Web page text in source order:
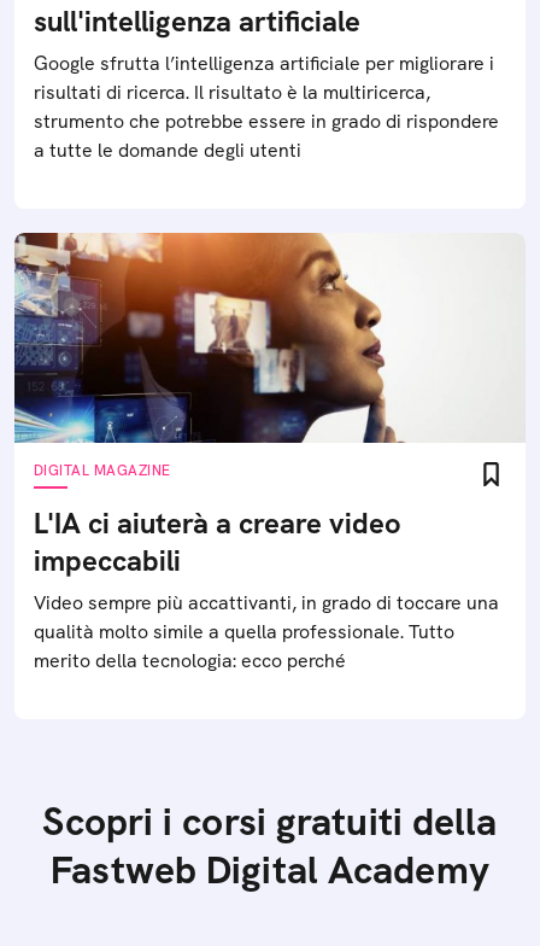
sull'intelligenza artificiale
Google sfrutta l’intelligenza artificiale per migliorare i
risultati di ricerca. Il risultato è la multiricerca,
strumento che potrebbe essere in grado di rispondere
a tutte le domande degli utenti
DIGITAL MAGAZINE
L'IA ci aiuterà a creare video
impeccabili
Video sempre più accattivanti, in grado di toccare una
qualità molto simile a quella professionale. Tutto
merito della tecnologia: ecco perché
Scopri i corsi gratuiti della
Fastweb Digital Academy